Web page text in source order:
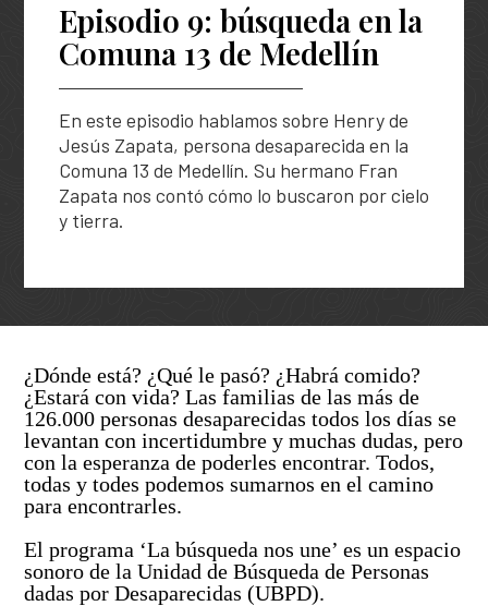
Abecé de la Unidad de Búsqueda
Información de la entidad
Entes y autoridades que vigilan
Otras entidades relacionadas
Solicitud de búsqueda | Entrega de información
Peticiones, Quejas, Reclamos, Sugerencias y/o
Preguntas frecuentes
Notificaciones por aviso
Notificaciones disciplinarias
Descripción general
Diagnóstico de necesidades y problemas
Presupuesto participativo
Contacto ciudadano
Rendición de cuentas – UBPD
Colaboración e innovación
Ruta de participación en la búsqueda
Banco de Iniciativas – Red de Apoyo Operativo para
la Búsqueda
Así avanzamos
ASÍ BUSCAMOS
Planes Regionales de Búsqueda
Seguimiento a los Planes Regionales de Búsqueda
Sistema Nacional de Búsqueda
Desaparecidas
Listado de personas dadas por desaparecidas
Mapa de lugares de interés forense para la
Mapa de personas buscadoras según solicitudes de
Generación de conocimiento para la búsqueda
Podcast
Especiales
Exposiciones
TU FECHA, NUESTRA FECHA
Buscar
portal
Episodio 9: búsqueda en la
Comuna 13 de Medellín
En este episodio hablamos sobre Henry de
Jesús Zapata, persona desaparecida en la
Comuna 13 de Medellín. Su hermano Fran
Zapata nos contó cómo lo buscaron por cielo
y tierra.
¿Dónde está? ¿Qué le pasó? ¿Habrá comido?
¿Estará con vida? Las familias de las más de
126.000 personas desaparecidas todos los días se
levantan con incertidumbre y muchas dudas, pero
con la esperanza de poderles encontrar. Todos,
todas y todes podemos sumarnos en el camino
para encontrarles.
El programa ‘La búsqueda nos une’ es un espacio
sonoro de la Unidad de Búsqueda de Personas
dadas por Desaparecidas (UBPD).